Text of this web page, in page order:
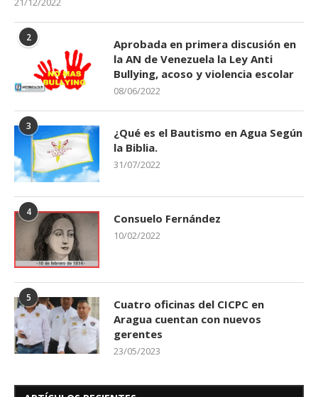
2
Aprobada en primera discusión en
la AN de Venezuela la Ley Anti
Bullying, acoso y violencia escolar
08/06/2022
3
¿Qué es el Bautismo en Agua Según
la Biblia.
31/07/2022
4 Consuelo Fernández
10/02/2022
5
Cuatro oficinas del CICPC en
Aragua cuentan con nuevos
gerentes
23/05/2023